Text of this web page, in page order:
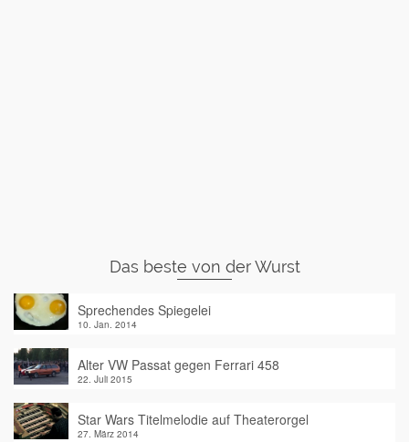
Das beste von der Wurst
Sprechendes Spiegelei
10. Jan. 2014
Alter VW Passat gegen Ferrari 458
22. Juli 2015
Star Wars Titelmelodie auf Theaterorgel
27. März 2014